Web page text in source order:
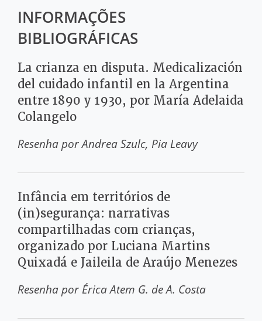
INFORMAÇÕES
BIBLIOGRÁFICAS
La crianza en disputa. Medicalización
del cuidado infantil en la Argentina
entre 1890 y 1930, por María Adelaida
Colangelo
Resenha porAndrea Szulc Pia Leavy
Infância em territórios de
(in)segurança: narrativas
compartilhadas com crianças,
organizado por Luciana Martins
Quixadá e Jaileila de Araújo Menezes
Resenha por Érica Atem G. de A. Costa